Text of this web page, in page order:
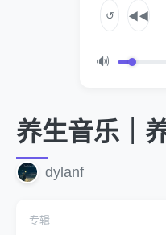
↺ ◀◀
🔊
养生音乐｜
dylanf
专辑